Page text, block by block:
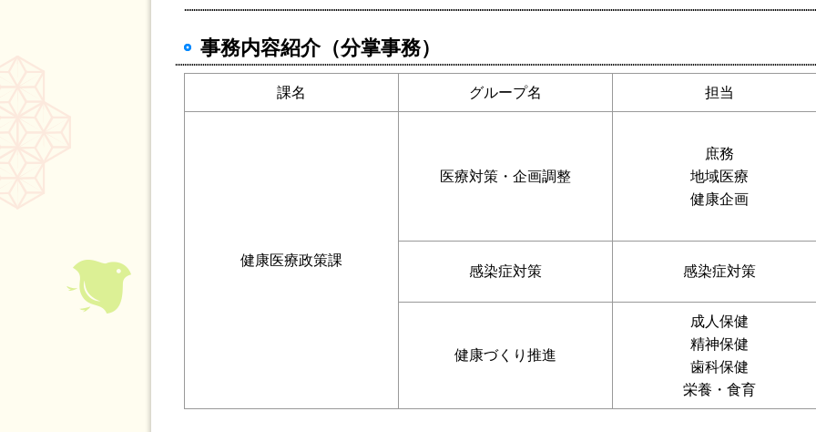
事務内容紹介（分掌事務）
課名 グループ名 担当
健康医療政策課
医療対策・企画調整
庶務
地域医療
健康企画
感染症対策 感染症対策
健康づくり推進
成人保健
精神保健
歯科保健
栄養・食育